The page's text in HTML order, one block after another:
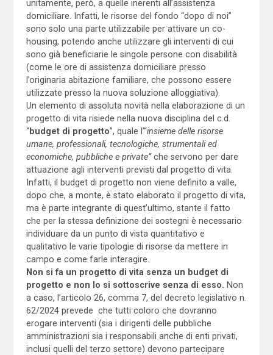
unitamente, però, a quelle inerenti all’assistenza
domiciliare. Infatti, le risorse del fondo “dopo di noi”
sono solo una parte utilizzabile per attivare un co-
housing, potendo anche utilizzare gli interventi di cui
sono già beneficiarie le singole persone con disabilità
(come le ore di assistenza domiciliare presso
l’originaria abitazione familiare, che possono essere
utilizzate presso la nuova soluzione alloggiativa).
Un elemento di assoluta novità nella elaborazione di un
progetto di vita risiede nella nuova disciplina del c.d.
“budget di progetto”, quale l’“insieme delle risorse
umane, professionali, tecnologiche, strumentali ed
economiche, pubbliche e private”che servono per dare
attuazione agli interventi previsti dal progetto di vita.
Infatti, il budget di progetto non viene definito a valle,
dopo che, a monte, è stato elaborato il progetto di vita,
ma è parte integrante di quest’ultimo, stante il fatto
che per la stessa definizione dei sostegni è necessario
individuare da un punto di vista quantitativo e
qualitativo le varie tipologie di risorse da mettere in
campo e come farle interagire.
Non si fa un progetto di vita senza un budget di
progetto e non lo si sottoscrive senza di esso. Non
a caso, l’articolo 26, comma 7, del decreto legislativo n.
62/2024 prevede che tutti coloro che dovranno
erogare interventi (sia i dirigenti delle pubbliche
amministrazioni sia i responsabili anche di enti privati,
inclusi quelli del terzo settore) devono partecipare